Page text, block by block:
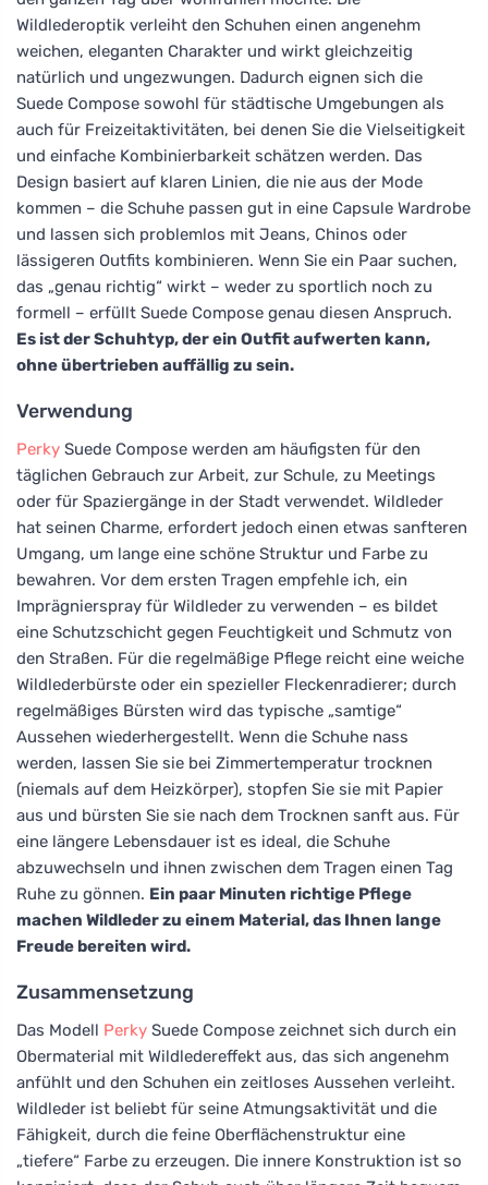
Wildlederoptik verleiht den Schuhen einen angenehm
weichen, eleganten Charakter und wirkt gleichzeitig
natürlich und ungezwungen. Dadurch eignen sich die
Suede Compose sowohl für städtische Umgebungen als
auch für Freizeitaktivitäten, bei denen Sie die Vielseitigkeit
und einfache Kombinierbarkeit schätzen werden. Das
Design basiert auf klaren Linien, die nie aus der Mode
kommen – die Schuhe passen gut in eine Capsule Wardrobe
und lassen sich problemlos mit Jeans, Chinos oder
lässigeren Outfits kombinieren. Wenn Sie ein Paar suchen,
das „genau richtig“ wirkt – weder zu sportlich noch zu
formell – erfüllt Suede Compose genau diesen Anspruch.
Es ist der Schuhtyp, der ein Outfit aufwerten kann,
ohne übertrieben auffällig zu sein.
Verwendung
Perky Suede Compose werden am häufigsten für den
täglichen Gebrauch zur Arbeit, zur Schule, zu Meetings
oder für Spaziergänge in der Stadt verwendet. Wildleder
hat seinen Charme, erfordert jedoch einen etwas sanfteren
Umgang, um lange eine schöne Struktur und Farbe zu
bewahren. Vor dem ersten Tragen empfehle ich, ein
Imprägnierspray für Wildleder zu verwenden – es bildet
eine Schutzschicht gegen Feuchtigkeit und Schmutz von
den Straßen. Für die regelmäßige Pflege reicht eine weiche
Wildlederbürste oder ein spezieller Fleckenradierer; durch
regelmäßiges Bürsten wird das typische „samtige“
Aussehen wiederhergestellt. Wenn die Schuhe nass
werden, lassen Sie sie bei Zimmertemperatur trocknen
(niemals auf dem Heizkörper), stopfen Sie sie mit Papier
aus und bürsten Sie sie nach dem Trocknen sanft aus. Für
eine längere Lebensdauer ist es ideal, die Schuhe
abzuwechseln und ihnen zwischen dem Tragen einen Tag
Ruhe zu gönnen. Ein paar Minuten richtige Pflege
machen Wildleder zu einem Material, das Ihnen lange
Freude bereiten wird.
Zusammensetzung
Das Modell Perky Suede Compose zeichnet sich durch ein
Obermaterial mit Wildledereffekt aus, das sich angenehm
anfühlt und den Schuhen ein zeitloses Aussehen verleiht.
Wildleder ist beliebt für seine Atmungsaktivität und die
Fähigkeit, durch die feine Oberflächenstruktur eine
„tiefere“ Farbe zu erzeugen. Die innere Konstruktion ist so